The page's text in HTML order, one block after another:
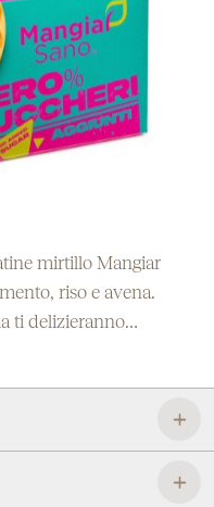
mirtillo Mangiar
riso e avena.
ti delizieranno
il loro dolce sapore.